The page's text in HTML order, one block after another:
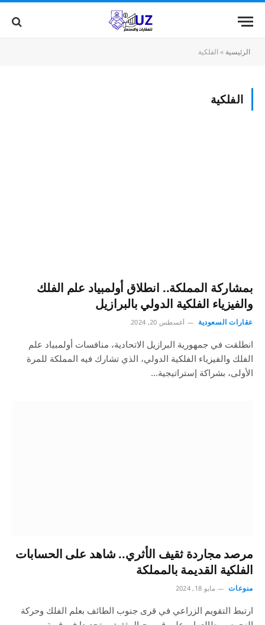
الرئيسية » الفلكية
الفلكية
بمشاركة المملكة.. انطلاق أولمبياد علم الفلك
والفيزياء الفلكية الدولي بالبرازيل
عقارات السعودية أغسطس 20, 2024
انطلقت في جمهورية البرازيل الاتحادية، منافسات أولمبياد علم
الفلك والفيزياء الفلكية الدولي، الذي تشارك فيه المملكة للمرة
الأولى، بشراكة إستراتيجية…
مرصد مجاردة ثقيف الأثري.. شاهد على الحسابات
الفلكية القديمة بالمملكة
منوعات مايو 18, 2024
ارتبط التقويم الزراعي في قرى جنوب الطائف بعلم الفلك وحركة